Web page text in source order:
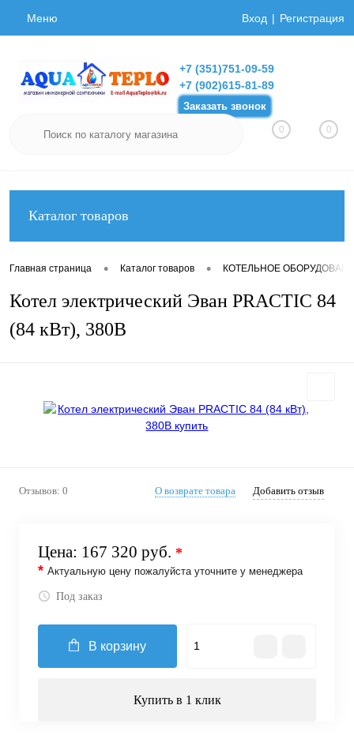
Меню Вход Регистрация
+7 (351)751-09-59
+7 (902)615-81-89
Заказать звонок
0 0
Каталог товаров
Главная страница • Каталог товаров • КОТЕЛЬНОЕ
Котел электрический Эван PRACTIC 84
(84 кВт), 380В
Отзывов: 0 О возврате товара Добавить отзыв
Цена: 167 320 руб. *
* Актуальную цену пожалуйста уточните у менеджера
Под заказ
В корзину
Купить в 1 клик